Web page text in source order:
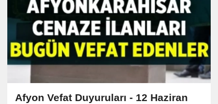
Afyon Vefat Duyuruları - 12 Haziran